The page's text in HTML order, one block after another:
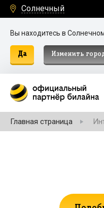
Солнечный
Вы находитесь в
Да Изменить
Главная страница